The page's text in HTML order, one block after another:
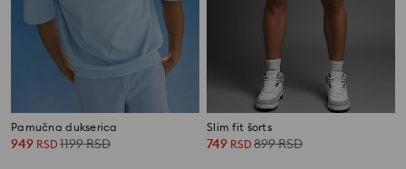
Pamučna dukserica
949 RSD 1199RSD
Slim fit šorts
749 RSD 899RSD